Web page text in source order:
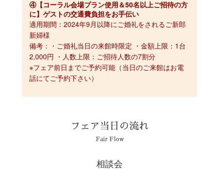
④【コーラル会場プラン使用＆50名以上ご招待の方
に】ゲストの交通費負担をお手伝い
適用期間：2024年9月以降にご婚礼をされるご新郎
新婦様
備考：・ご婚礼当日の来館時限定 ・金額上限：1台
2,000円 ・人数上限：ご招待人数の7割分
※フェア前日までご予約可能（当日のご来館はお電
話にてご予約下さい）
フェア当日の流れ
Fair Flow
相談会